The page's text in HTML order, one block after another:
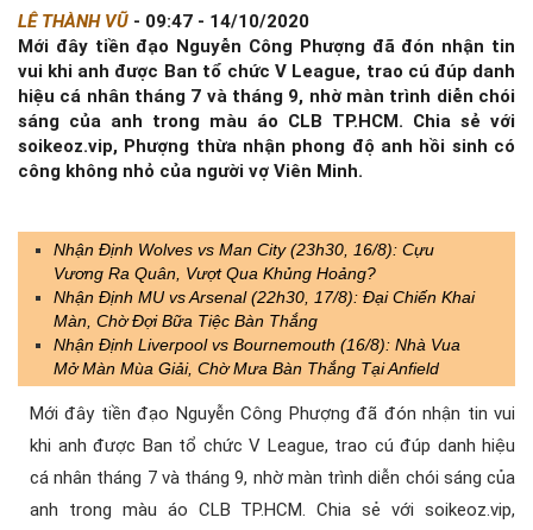
LÊ THÀNH VŨ - 09:47 - 14/10/2020
Mới đây tiền đạo Nguyễn Công Phượng đã đón nhận tin
vui khi anh được Ban tổ chức V League, trao cú đúp danh
hiệu cá nhân tháng 7 và tháng 9, nhờ màn trình diễn chói
sáng của anh trong màu áo CLB TP.HCM. Chia sẻ với
soikeoz.vip, Phượng thừa nhận phong độ anh hồi sinh có
công không nhỏ của người vợ Viên Minh.
Nhận Định Wolves vs Man City (23h30, 16/8): Cựu
Vương Ra Quân, Vượt Qua Khủng Hoảng?
Nhận Định MU vs Arsenal (22h30, 17/8): Đại Chiến Khai
Màn, Chờ Đợi Bữa Tiệc Bàn Thắng
Nhận Định Liverpool vs Bournemouth (16/8): Nhà Vua
Mở Màn Mùa Giải, Chờ Mưa Bàn Thắng Tại Anfield
Mới đây tiền đạo Nguyễn Công Phượng đã đón nhận tin vui
khi anh được Ban tổ chức V League, trao cú đúp danh hiệu
cá nhân tháng 7 và tháng 9, nhờ màn trình diễn chói sáng của
anh trong màu áo CLB TP.HCM. Chia sẻ với soikeoz.vip,